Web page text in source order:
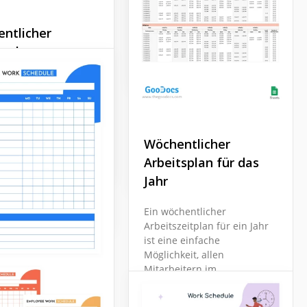
Zeitplan-
Sie nach einem
Wochenplan-
Wir haben es
für Sie erstellt! Die
Elemente auf
machen sie
interessant.
Mitarbeiterplanvorlage
Google Docs
Wöchentliche
Google Docs
Wöchentlicher
Arbeitsplan für das
Jahr
Ein wöchentlicher
Arbeitszeitplan für ein Jahr
ist eine einfache
Möglichkeit, allen
Mitarbeitern im
Arbeitszeiten mitzuteilen.